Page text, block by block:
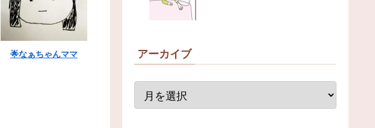
🌟なぁちゃんママ アーカイブ